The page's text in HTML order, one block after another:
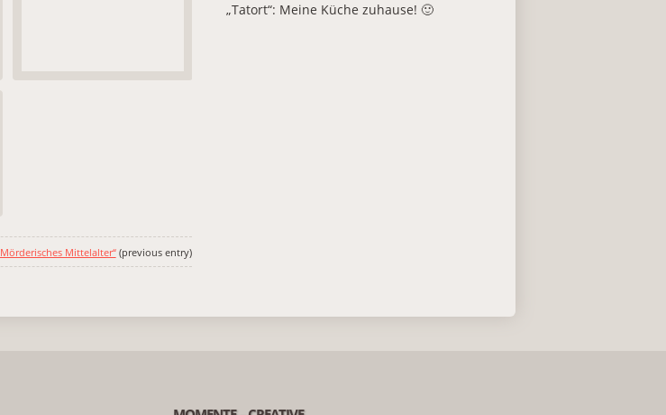
„Mörderisches Mittelalter“(previous entry)
„Tatort“: Meine Küche zuhause! 🙂